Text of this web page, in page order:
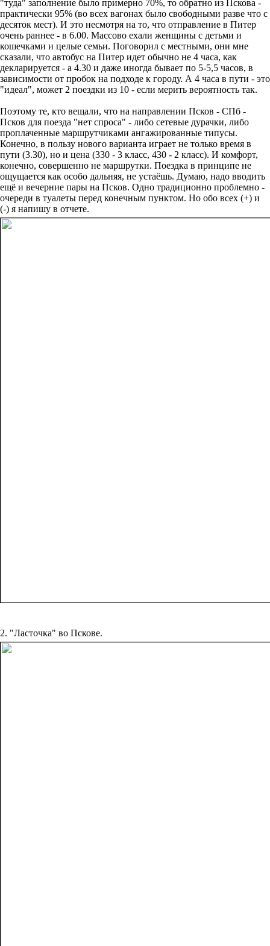
"туда" заполнение было примерно 70%, то обратно из Пскова -
практически 95% (во всех вагонах было свободными разве что с
десяток мест). И это несмотря на то, что отправление в Питер
очень раннее - в 6.00. Массово ехали женщины с детьми и
кошечками и целые семьи. Поговорил с местными, они мне
сказали, что автобус на Питер идет обычно не 4 часа, как
декларируется - а 4.30 и даже иногда бывает по 5-5,5 часов, в
зависимости от пробок на подходе к городу. А 4 часа в пути - это
"идеал", может 2 поездки из 10 - если мерить вероятность так.
Поэтому те, кто вещали, что на направлении Псков - СПб -
Псков для поезда "нет спроса" - либо сетевые дурачки, либо
проплаченные маршрутчиками ангажированные типусы.
Конечно, в пользу нового варианта играет не только время в
пути (3.30), но и цена (330 - 3 класс, 430 - 2 класс). И комфорт,
конечно, совершенно не маршрутки. Поездка в принципе не
ощущается как особо дальняя, не устаёшь. Думаю, надо вводить
ещё и вечерние пары на Псков. Одно традиционно проблемно -
очереди в туалеты перед конечным пунктом. Но обо всех (+) и
(-) я напишу в отчете.
2. "Ласточка" во Пскове.